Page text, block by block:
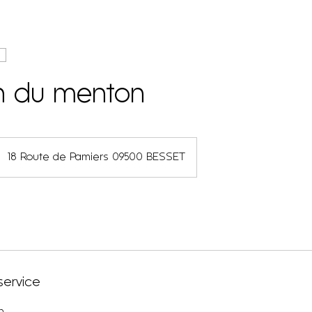
du menton
18 Route de Pamiers 09500 BESSET